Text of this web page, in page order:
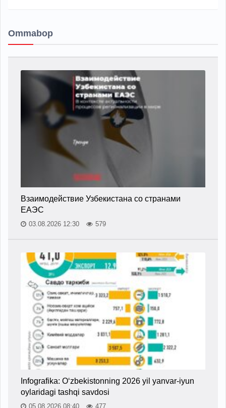
Ommabop
Взаимодействие Узбекистана со странами
ЕАЭС
03.08.2026 12:30 579
Infografika: O‘zbekistonning 2026 yil yanvar-iyun
oylaridagi tashqi savdosi
05.08.2026 08:40 477